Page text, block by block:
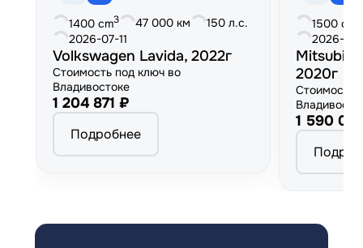
1400 cm3 47 000 км
150 л.с.
2026-07-11
Volkswagen Lavida, 2022г
Стоимость под ключ во
Владивостоке
1 204 871 ₽
Подробнее
1500 cm
2026-
2020г
Стоимость
1 590